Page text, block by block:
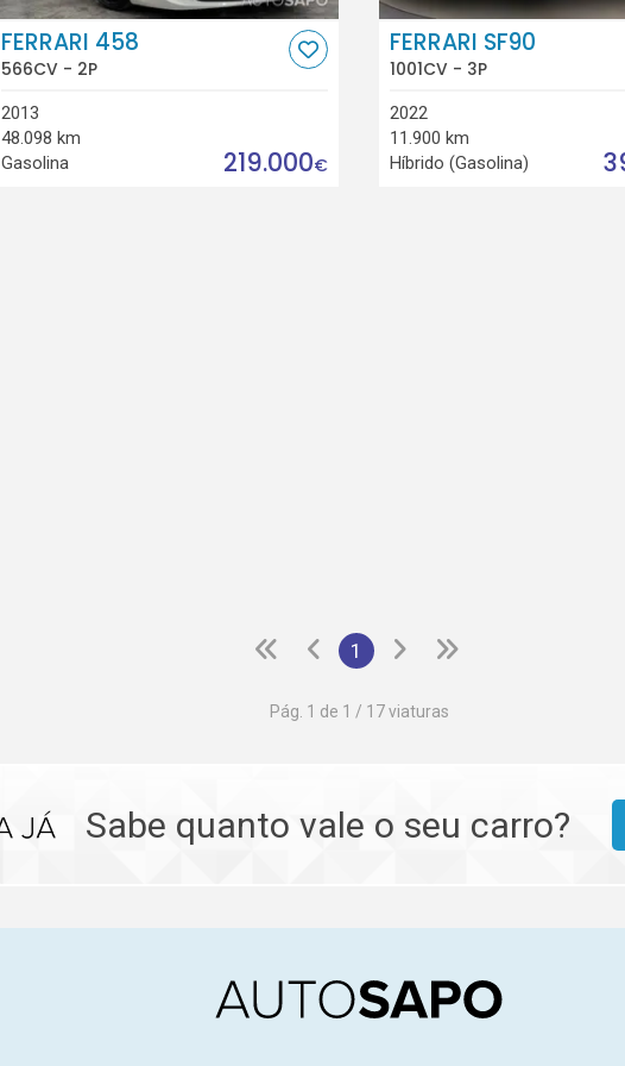
FERRARI 458
566CV - 2P
2013
48.098 km
Gasolina
219.000€
FERRARI SF90
1001CV - 3P
2022
11.900 km
Híbrido (Gasolina)
1
Pág. 1 de 1 / 17 viaturas
Sabe quanto vale o seu carro?